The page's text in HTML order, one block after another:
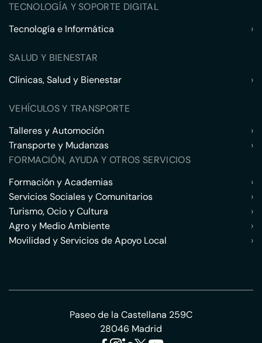
TECNOLOGÍA Y SOPORTE DIGITAL
Tecnología e Informática
›
SALUD Y BIENESTAR
Clínicas, Salud y Bienestar
›
VEHÍCULOS Y TRANSPORTE
Talleres y Automoción
›
Transporte y Mudanzas
›
FORMACIÓN, AYUDA Y OTROS SERVICIOS
Formación y Academias
›
Servicios Sociales y Comunitarios
›
Turismo, Ocio y Cultura
›
Agro y Medio Ambiente
›
Movilidad y Servicios de Apoyo Local
›
Paseo de la Castellana 259C
28046 Madrid